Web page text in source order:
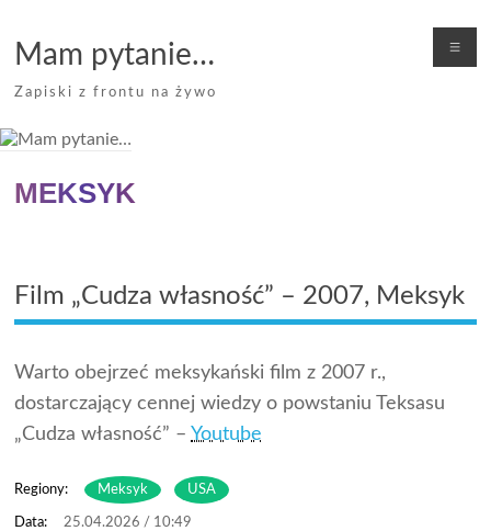
content
Mam pytanie…
Zapiski z frontu na żywo
MEKSYK
Film „Cudza własność” – 2007, Meksyk
Warto obejrzeć meksykański film z 2007 r.,
dostarczający cennej wiedzy o powstaniu Teksasu
„Cudza własność” –Youtube
Regiony: Meksyk USA
25.04.2026 / 10:49